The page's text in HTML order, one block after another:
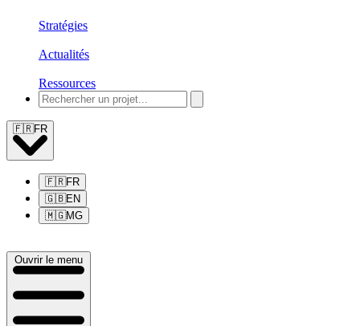
Stratégies
Actualités
Ressources
🇫🇷FR
🇫🇷FR
🇬🇧EN
🇲🇬MG
Ouvrir le menu